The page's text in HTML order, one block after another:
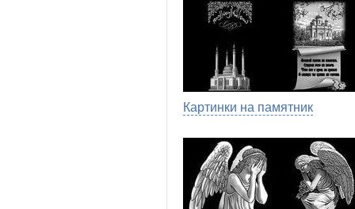
Картинки на памятник